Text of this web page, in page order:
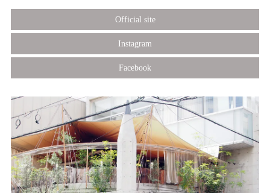
Official site
Instagram
Facebook